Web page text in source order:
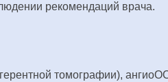
рекомендаций врача.
томографии),